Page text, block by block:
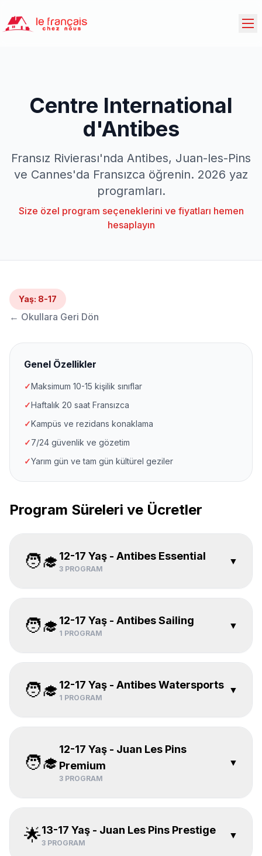
Centre International
d'Antibes
Fransız Rivierası'nda Antibes, Juan-les-Pins
ve Cannes'da Fransızca öğrenin. 2026 yaz
programları.
Size özel program seçeneklerini ve fiyatları hemen
hesaplayın
Yaş: 8-17
← Okullara Geri Dön
Genel Özellikler
✓Maksimum 10-15 kişilik sınıflar
✓Haftalık 20 saat Fransızca
✓Kampüs ve rezidans konaklama
✓7/24 güvenlik ve gözetim
✓Yarım gün ve tam gün kültürel geziler
Program Süreleri ve Ücretler
🧑‍🎓12-17 Yaş - Antibes Essential
3 PROGRAM
▼
🧑‍🎓12-17 Yaş - Antibes Sailing
1 PROGRAM
▼
🧑‍🎓12-17 Yaş - Antibes Watersports
1 PROGRAM
▼
🧑‍🎓
12-17 Yaş - Juan Les Pins
Premium
3 PROGRAM
▼
🌟13-17 Yaş - Juan Les Pins Prestige
3 PROGRAM
▼